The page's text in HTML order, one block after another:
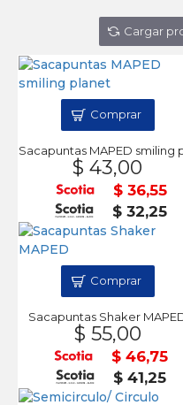
Cargar
$ 43,00
$ 36,55
$ 32,25
Comprar
Sacapuntas Shaker
$ 55,00
$ 46,75
$ 41,25
Comprar